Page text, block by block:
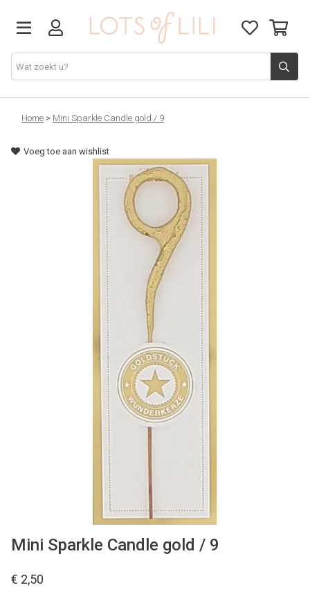
VADERDAG
SOLDEN
GREEN LIVING
KIDS
Home > Mini Sparkle Candle gold / 9
Voeg toe aan wishlist
Mini Sparkle Candle gold / 9
€ 2,50